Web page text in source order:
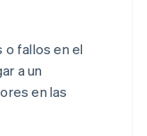
o fallos en el
a un
en las